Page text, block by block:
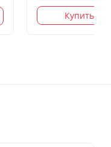
Купить в